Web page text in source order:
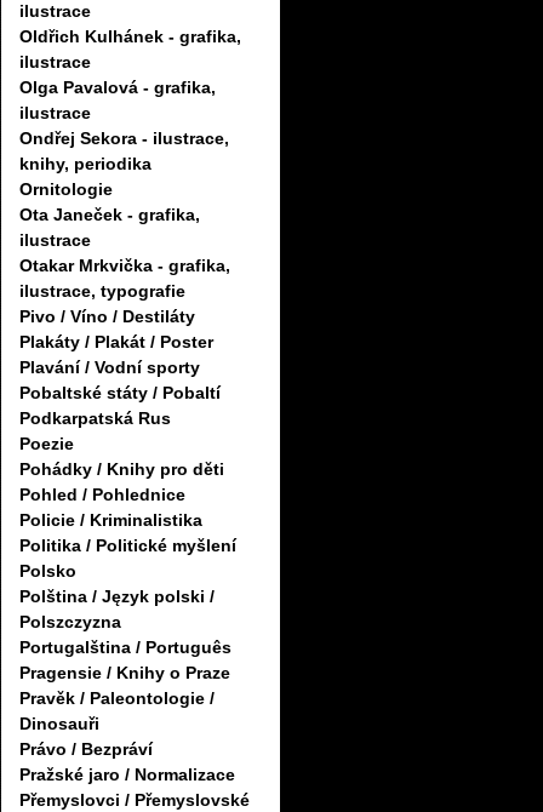
ilustrace
Oldřich Kulhánek - grafika,
ilustrace
Olga Pavalová - grafika,
ilustrace
Ondřej Sekora - ilustrace,
knihy, periodika
Ornitologie
Ota Janeček - grafika,
ilustrace
Otakar Mrkvička - grafika,
ilustrace, typografie
Pivo / Víno / Destiláty
Plakáty / Plakát / Poster
Plavání / Vodní sporty
Pobaltské státy / Pobaltí
Podkarpatská Rus
Poezie
Pohádky / Knihy pro děti
Pohled / Pohlednice
Policie / Kriminalistika
Politika / Politické myšlení
Polsko
Polština / Język polski /
Polszczyzna
Portugalština / Português
Pragensie / Knihy o Praze
Pravěk / Paleontologie /
Dinosauři
Právo / Bezpráví
Pražské jaro / Normalizace
Přemyslovci / Přemyslovské